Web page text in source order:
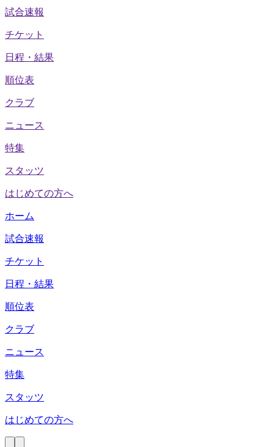
試合速報
チケット
日程・結果
順位表
クラブ
ニュース
特集
スタッツ
はじめての方へ
ホーム
試合速報
チケット
日程・結果
順位表
クラブ
ニュース
特集
スタッツ
はじめての方へ